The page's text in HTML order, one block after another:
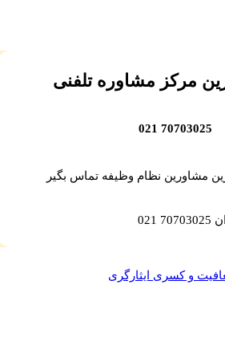
مرکز مشاوره تلفنی
70703025
مشاورین نظام وظیفه تماس بگیر
و کسری ایثارگری